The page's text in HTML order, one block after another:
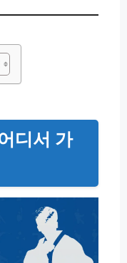
디서 가